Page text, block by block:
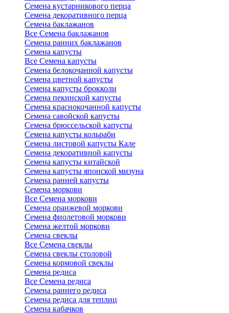
Семена кустарникового перца
Семена декоративного перца
Семена баклажанов
Все Семена баклажанов
Семена ранних баклажанов
Семена капусты
Все Семена капусты
Семена белокочанной капусты
Семена цветной капусты
Семена капусты брокколи
Семена пекинской капусты
Семена краснокочанной капусты
Семена савойской капусты
Семена брюссельской капусты
Семена капусты кольраби
Семена листовой капусты Кале
Семена декоративной капусты
Семена капусты китайской
Семена капусты японской мизуна
Семена ранней капусты
Семена моркови
Все Семена моркови
Семена оранжевой моркови
Семена фиолетовой моркови
Семена желтой моркови
Семена свеклы
Все Семена свеклы
Семена свеклы столовой
Семена кормовой свеклы
Семена редиса
Все Семена редиса
Семена раннего редиса
Семена редиса для теплиц
Семена кабачков